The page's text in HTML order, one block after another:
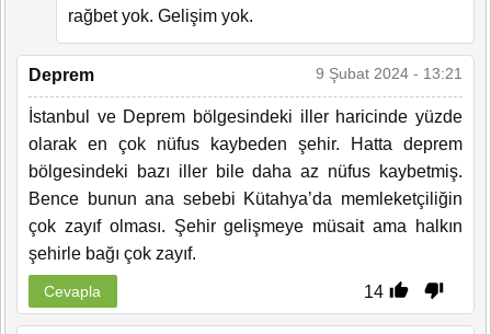
rağbet yok. Gelişim yok.
Deprem 9 Şubat 2024 - 13:21
İstanbul ve Deprem bölgesindeki iller haricinde yüzde
olarak en çok nüfus kaybeden şehir. Hatta deprem
bölgesindeki bazı iller bile daha az nüfus kaybetmiş.
Bence bunun ana sebebi Kütahya’da memleketçiliğin
çok zayıf olması. Şehir gelişmeye müsait ama halkın
şehirle bağı çok zayıf.
14
Cevapla